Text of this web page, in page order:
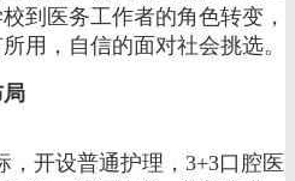
到医务工作者的角色转变，
用，自信的面对社会挑选。
开设普通护理，3+3口腔医